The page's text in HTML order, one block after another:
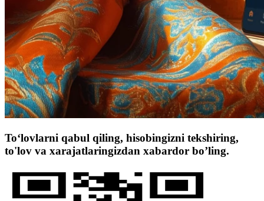
To‘lovlarni qabul qiling, hisobingizni tekshiring,
to'lov va xarajatlaringizdan xabardor bo’ling.